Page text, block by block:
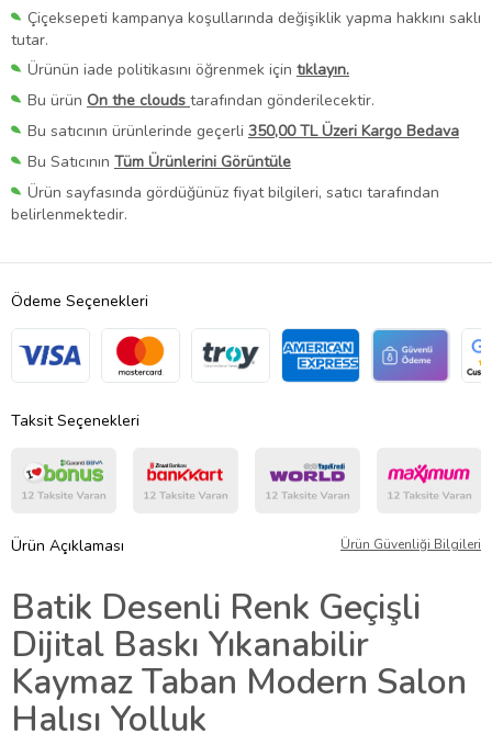
Çiçeksepeti kampanya koşullarında değişiklik yapma hakkını saklı
tutar.
Ürünün iade politikasını öğrenmek için tıklayın.
Bu ürün On the clouds tarafından gönderilecektir.
Bu satıcının ürünlerinde geçerli 350,00 TL Üzeri Kargo Bedava
Bu Satıcının Tüm Ürünlerini Görüntüle
Ürün sayfasında gördüğünüz fiyat bilgileri, satıcı tarafından
belirlenmektedir.
Ödeme Seçenekleri
Taksit Seçenekleri
Ürün Açıklaması Ürün Güvenliği Bilgileri
Batik Desenli Renk Geçişli
Dijital Baskı Yıkanabilir
Kaymaz Taban Modern Salon
Halısı Yolluk